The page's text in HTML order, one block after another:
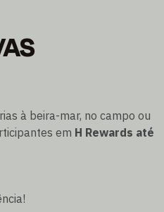
à beira-mar, no campo ou
em H Rewards até